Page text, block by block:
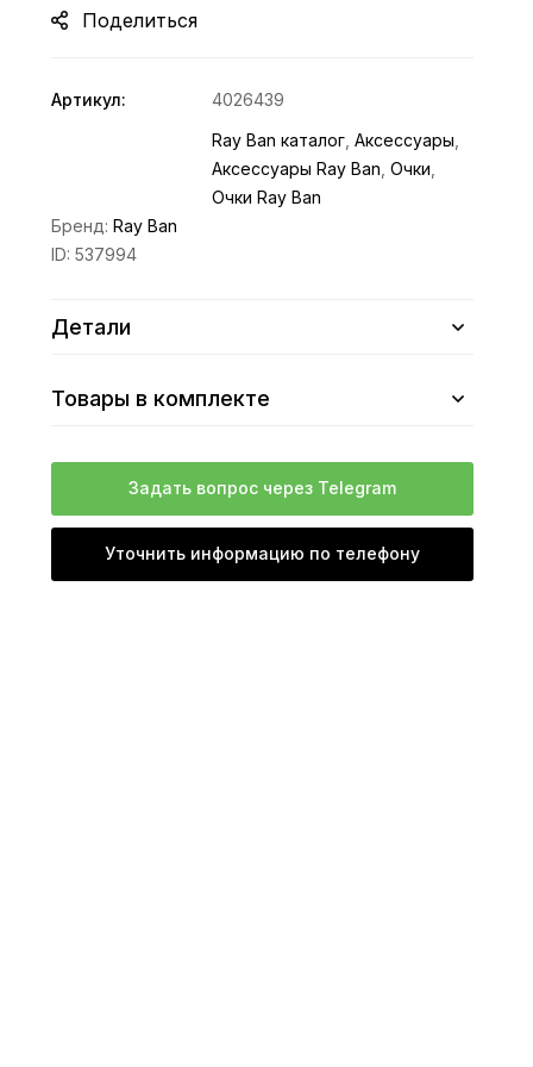
Поделиться
Артикул:
4026439
Ray Ban каталог ,Аксессуары
Аксессуары Ray Ban ,Очки
Очки Ray Ban
Бренд:Ray Ban
ID:537994
Детали
Товары в комплекте
Задать вопрос через Telegram
Уточнить информацию по телефону